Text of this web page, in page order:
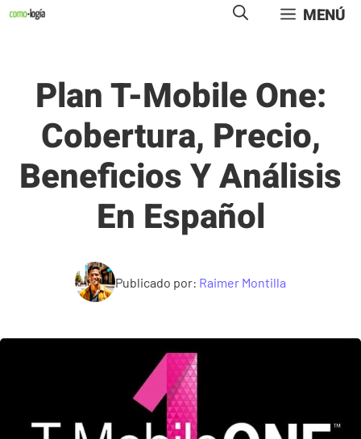
Saltar
MENÚ
Plan T-Mobile One:
Cobertura, Precio,
Beneficios Y Análisis
En Español
Publicado por: Raimer Montilla